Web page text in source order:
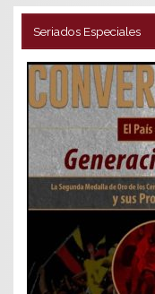
Seriados Especiales